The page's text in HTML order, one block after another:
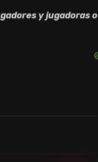
y jugadoras o